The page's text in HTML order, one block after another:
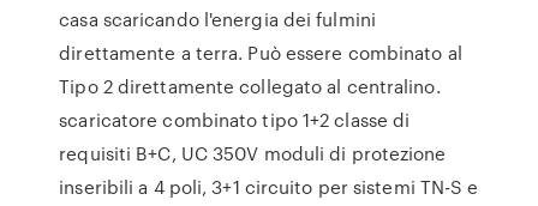
casa scaricando l'energia dei fulmini
direttamente a terra. Può essere combinato al
Tipo 2 direttamente collegato al centralino.
scaricatore combinato tipo 1+2 classe di
requisiti B+C, UC 350V moduli di protezione
inseribili a 4 poli, 3+1 circuito per sistemi TN-S e